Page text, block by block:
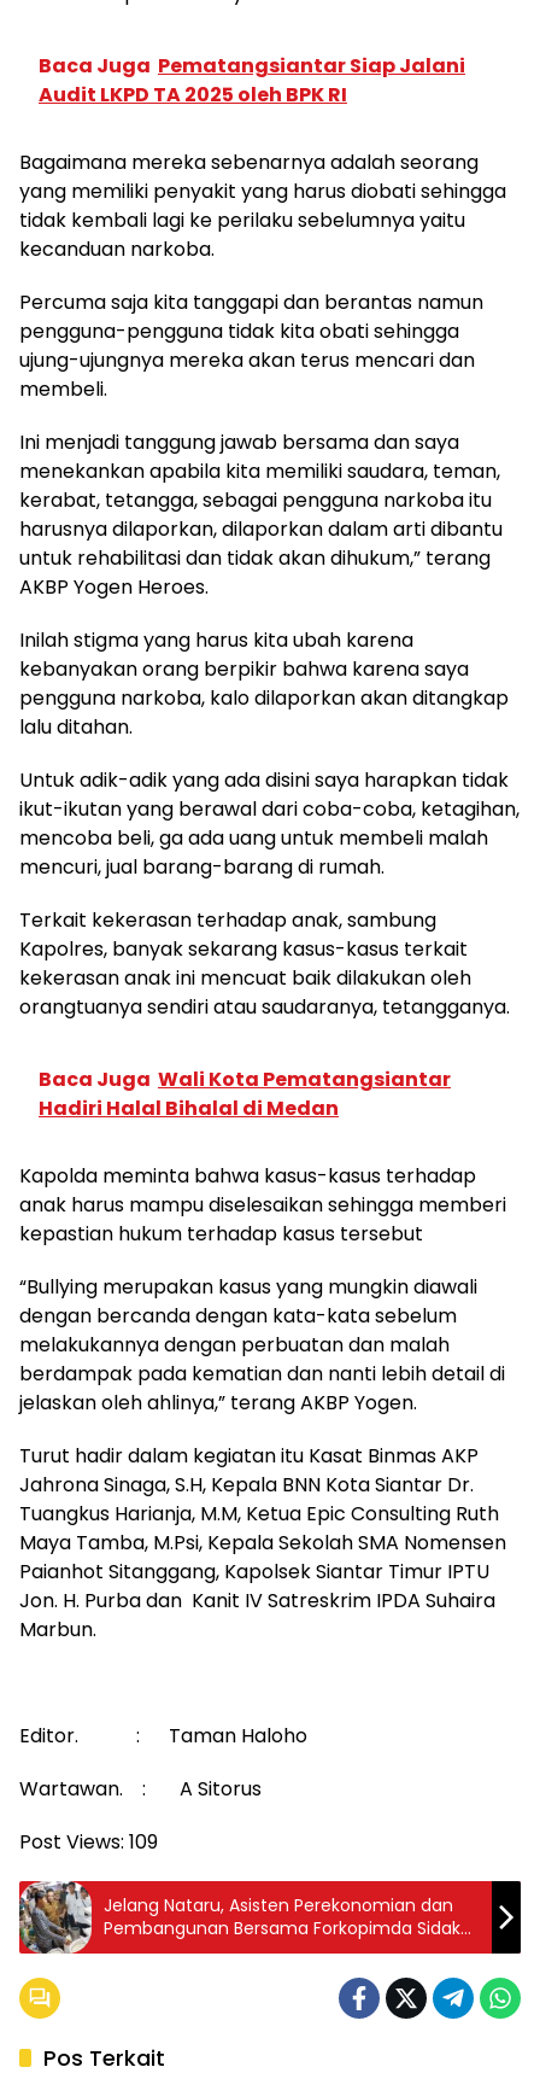
Baca Juga Pematangsiantar Siap Jalani
Audit LKPD TA 2025 oleh BPK RI
Bagaimana mereka sebenarnya adalah seorang
yang memiliki penyakit yang harus diobati sehingga
tidak kembali lagi ke perilaku sebelumnya yaitu
kecanduan narkoba.
Percuma saja kita tanggapi dan berantas namun
pengguna-pengguna tidak kita obati sehingga
ujung-ujungnya mereka akan terus mencari dan
membeli.
Ini menjadi tanggung jawab bersama dan saya
menekankan apabila kita memiliki saudara, teman,
kerabat, tetangga, sebagai pengguna narkoba itu
harusnya dilaporkan, dilaporkan dalam arti dibantu
untuk rehabilitasi dan tidak akan dihukum,” terang
AKBP Yogen Heroes.
Inilah stigma yang harus kita ubah karena
kebanyakan orang berpikir bahwa karena saya
pengguna narkoba, kalo dilaporkan akan ditangkap
lalu ditahan.
Untuk adik-adik yang ada disini saya harapkan tidak
ikut-ikutan yang berawal dari coba-coba, ketagihan,
mencoba beli, ga ada uang untuk membeli malah
mencuri, jual barang-barang di rumah.
Terkait kekerasan terhadap anak, sambung
Kapolres, banyak sekarang kasus-kasus terkait
kekerasan anak ini mencuat baik dilakukan oleh
orangtuanya sendiri atau saudaranya, tetangganya.
Baca Juga Wali Kota Pematangsiantar
Hadiri Halal Bihalal di Medan
Kapolda meminta bahwa kasus-kasus terhadap
anak harus mampu diselesaikan sehingga memberi
kepastian hukum terhadap kasus tersebut
“Bullying merupakan kasus yang mungkin diawali
dengan bercanda dengan kata-kata sebelum
melakukannya dengan perbuatan dan malah
berdampak pada kematian dan nanti lebih detail di
jelaskan oleh ahlinya,” terang AKBP Yogen.
Turut hadir dalam kegiatan itu Kasat Binmas AKP
Jahrona Sinaga, S.H, Kepala BNN Kota Siantar Dr.
Tuangkus Harianja, M.M, Ketua Epic Consulting Ruth
Maya Tamba, M.Psi, Kepala Sekolah SMA Nomensen
Paianhot Sitanggang, Kapolsek Siantar Timur IPTU
Jon. H. Purba dan Kanit IV Satreskrim IPDA Suhaira
Marbun.
Editor. : Taman Haloho
Wartawan. : A Sitorus
Post Views: 109
Jelang Nataru, Asisten Perekonomian dan
Pembangunan Bersama Forkopimda Sidak
Harga dan Stok Kebutuhan Pokok di Pasar
Pos Terkait